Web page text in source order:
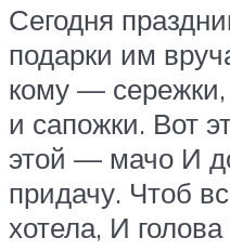
Сегодня
подарки им
кому —
и сапожки. Вот
этой — мачо И
придачу. Чтоб
хотела, И